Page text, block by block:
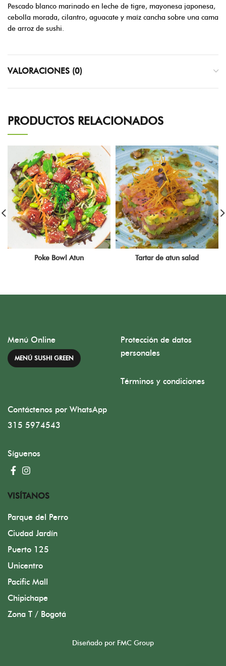
Pescado blanco marinado en leche de tigre, mayonesa japonesa,
cebolla morada, cilantro, aguacate y maíz cancha sobre una cama
de arroz de sushi.
VALORACIONES (0)
PRODUCTOS RELACIONADOS
Poke Bowl Atun Tartar de atun salad
Menú Online
MENÚ SUSHI GREEN
Protección de datos
personales
Términos y condiciones
Contáctenos por WhatsApp
315 5974543
Síguenos
VISÍTANOS
Parque del Perro
Ciudad Jardín
Puerto 125
Unicentro
Pacific Mall
Chipichape
Zona T / Bogotá
Diseñado por FMC Group